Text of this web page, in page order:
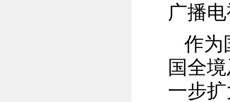
广播
作为
国全
一步